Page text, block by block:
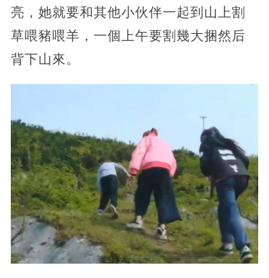
亮，她就要和其他小伙伴一起到山上割
草喂豬喂羊，一個上午要割幾大捆然后
背下山來。